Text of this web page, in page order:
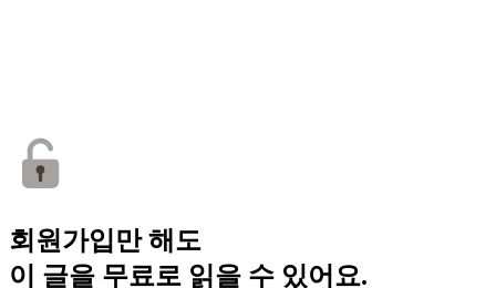
회원가입만 해도
이 글을 무료로 읽을 수 있어요.